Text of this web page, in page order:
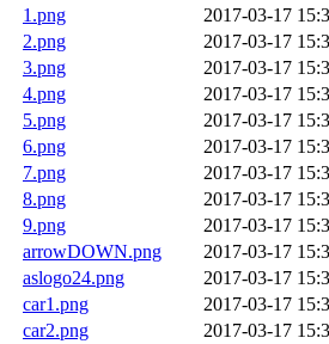
1.png
2017-03-17
2.png
2017-03-17
3.png
2017-03-17
4.png
2017-03-17
5.png
2017-03-17
6.png
2017-03-17
7.png
2017-03-17
8.png
2017-03-17
9.png
2017-03-17
arrowDOWN.png
2017-03-17
aslogo24.png
2017-03-17
car1.png
2017-03-17
car2.png
2017-03-17